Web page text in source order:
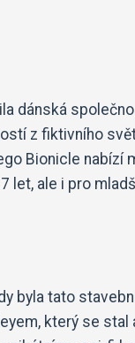
dánská
z fiktivního
Bionicle nabízí
let, ale i pro
byla tato
který se